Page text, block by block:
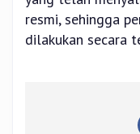
resmi, sehingga
dilakukan secara